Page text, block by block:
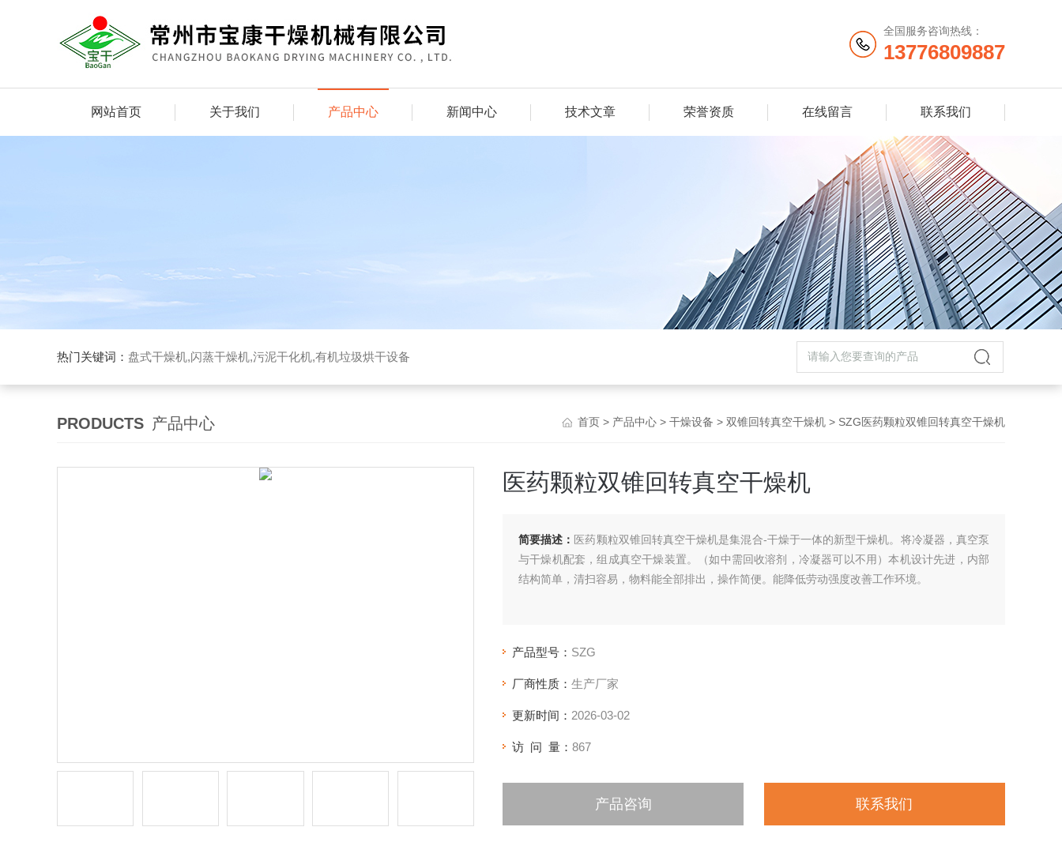
全国服务咨询热线：
13776809887
网站首页 关于我们 产品中心 新闻中心 技术文章 荣誉资质 在线留言 联系我们
热门关键词： 盘式干燥机,闪蒸干燥机,污泥干化机,有机垃圾烘干设备
PRODUCTS 产品中心 首页 > 产品中心 > 干燥设备 > 双锥回转真空干燥机 > SZG医药颗粒双锥回转真空干燥机
医药颗粒双锥回转真空干燥机
简要描述： 医药颗粒双锥回转真空干燥机是集混合-干燥于一体的新型干燥机。将冷凝器，真空泵
与干燥机配套，组成真空干燥装置。（如中需回收溶剂，冷凝器可以不用）本机设计先进，内部
结构简单，清扫容易，物料能全部排出，操作简便。能降低劳动强度改善工作环境。
产品型号： SZG
厂商性质： 生产厂家
更新时间： 2026-03-02
访 问 量： 867
产品咨询 联系我们